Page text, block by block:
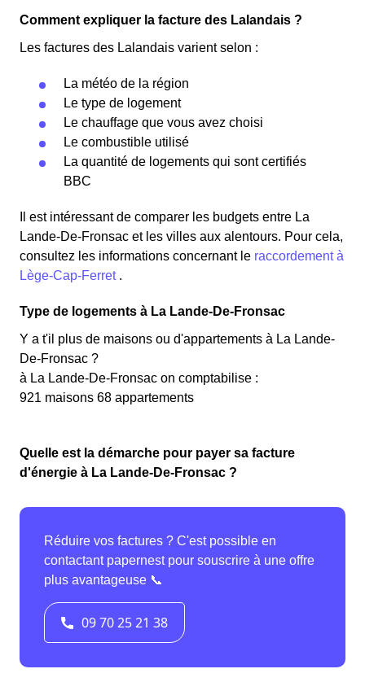
Comment expliquer la facture des Lalandais ?
Les factures des Lalandais varient selon :
La météo de la région
Le type de logement
Le chauffage que vous avez choisi
Le combustible utilisé
La quantité de logements qui sont certifiés
BBC
Il est intéressant de comparer les budgets entre La
Lande-De-Fronsac et les villes aux alentours. Pour cela,
consultez les informations concernant le raccordement à
Lège-Cap-Ferret .
Type de logements à La Lande-De-Fronsac
Y a t'il plus de maisons ou d'appartements à La Lande-
De-Fronsac ?
à La Lande-De-Fronsac on comptabilise :
921 maisons 68 appartements
Quelle est la démarche pour payer sa facture
d'énergie à La Lande-De-Fronsac ?